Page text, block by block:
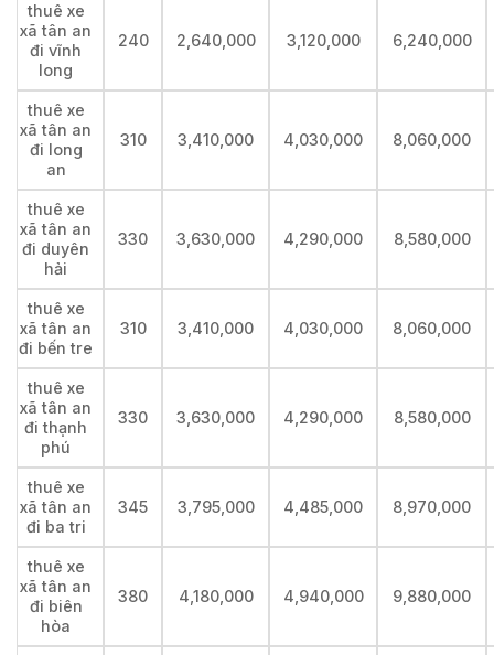
thuê xe
xã tân an
đi vĩnh
long
240 2,640,000 3,120,000 6,240,000
thuê xe
xã tân an
đi long
an
310 3,410,000 4,030,000 8,060,000
thuê xe
xã tân an
đi duyên
hải
330 3,630,000 4,290,000 8,580,000
thuê xe
xã tân an
đi bến tre
310 3,410,000 4,030,000 8,060,000
thuê xe
xã tân an
đi thạnh
phú
330 3,630,000 4,290,000 8,580,000
thuê xe
xã tân an
đi ba tri
345 3,795,000 4,485,000 8,970,000
thuê xe
xã tân an
đi biên
hòa
380 4,180,000 4,940,000 9,880,000